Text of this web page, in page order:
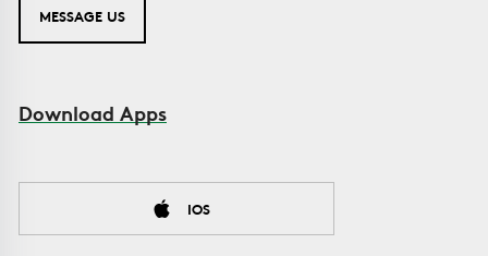
MESSAGE US
Download Apps
IOS